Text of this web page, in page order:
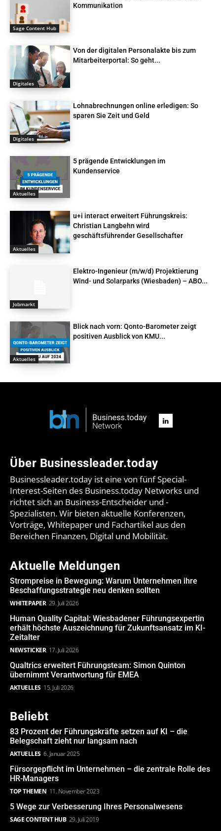
Sage Content Hub
Kommunikation
Digitales
Von der digitalen Personalakte bis zum
Mitarbeiterportal: So geht...
Digitales
Lohnabrechnungen online erledigen: So
sparen Sie Zeit und Geld
Aktuelles
5 prägende Entwicklungen im
Kundenservice
Aktuelles
u+i interact erweitert Führungskreis:
Christian Langbehn wird
geschäftsführender Gesellschafter
Jobmarkt
Elektro-Ingenieur (m/w/d) Projektierung
Wind- und Solarparks (Wiesbaden) – ABO...
Aktuelles
Blick nach vorn: Qonto-Barometer zeigt
positiven Ausblick von KMU...
Über Businessleader.today
Businessleader.today ist eine von fünf Special-
Interest-Seiten des Business.today Networks und
richtet sich an Business-Entscheider und -
Spezialisten. Wir bieten aktuelle Konferenzen,
Vorträge, Whitepaper und Fachartikel aus den
Bereichen Finanzen, Digital und Mobilität.
Aktuelle Meldungen
Strompreise in Bewegung: Warum Unternehmen ihre
Beschaffungsstrategie neu denken sollten
WHITEPAPER 29. Juli 2026
Human Quality Capital: Wiesbadener Führungsexpertin
erhält höchste Auszeichnung für Zukunftsansatz im KI-
Zeitalter
NEWSTICKER 17. Juli 2026
Qualtrics erweitert Führungsteam: Simon Quinton
übernimmt Verantwortung für EMEA
AKTUELLES 15. Juli 2026
Beliebt
83 Prozent der Führungskräfte setzen auf KI – die
Belegschaft zieht nur langsam nach
AKTUELLES 6. Januar 2025
Fürsorgepflicht im Unternehmen – die zentrale Rolle des
HR-Managers
TOP THEMEN 11. November 2023
5 Wege zur Verbesserung Ihres Personalwesens
SAGE CONTENT HUB 29. Juli 2019